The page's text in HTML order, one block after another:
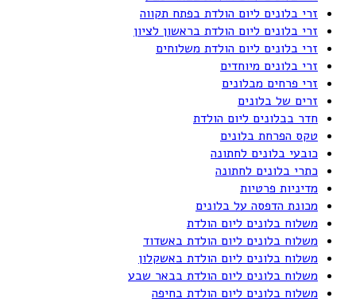
זרי בלונים ליום הולדת בפתח תקווה
זרי בלונים ליום הולדת בראשון לציון
זרי בלונים ליום הולדת משלוחים
זרי בלונים מיוחדים
זרי פרחים מבלונים
זרים של בלונים
חדר בבלונים ליום הולדת
טקס הפרחת בלונים
כובעי בלונים לחתונה
כתרי בלונים לחתונה
מדיניות פרטיות
מכונת הדפסה על בלונים
משלוח בלונים ליום הולדת
משלוח בלונים ליום הולדת באשדוד
משלוח בלונים ליום הולדת באשקלון
משלוח בלונים ליום הולדת בבאר שבע
משלוח בלונים ליום הולדת בחיפה